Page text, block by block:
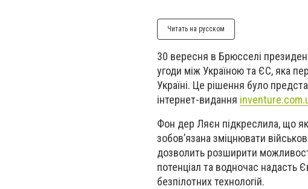
Читать на русском
30 вересня в Брюсселі
угоди між Україною та ЄС, яка
Україні. Це рішення було
інтернет-видання
Фон дер Ляєн підкреслила, що
зобов’язана зміцнювати
дозволить розширити
потенціал та водночас надасть
безпілотних технологій.